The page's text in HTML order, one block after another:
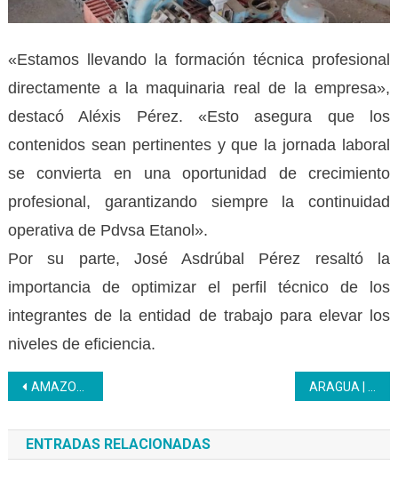
«Estamos llevando la formación técnica profesional
directamente a la maquinaria real de la empresa»,
destacó Aléxis Pérez. «Esto asegura que los
contenidos sean pertinentes y que la jornada laboral
se convierta en una oportunidad de crecimiento
profesional, garantizando siempre la continuidad
operativa de Pdvsa Etanol».
Por su parte, José Asdrúbal Pérez resaltó la
importancia de optimizar el perfil técnico de los
integrantes de la entidad de trabajo para elevar los
niveles de eficiencia.
Navegación
de
entradas
AMAZONAS | Inces realiza entrega de certificados en honor al mes de la Mujer
ENTRADAS RELACIONADAS